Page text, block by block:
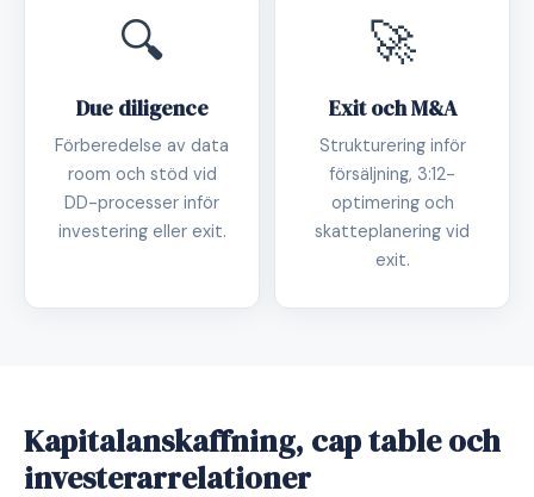
🔍
Due diligence
Förberedelse av data
room och stöd vid
DD-processer inför
investering eller exit.
🚀
Exit och M&A
Strukturering inför
försäljning, 3:12-
optimering och
skatteplanering vid
exit.
Kapitalanskaffning, cap table och
investerarrelationer